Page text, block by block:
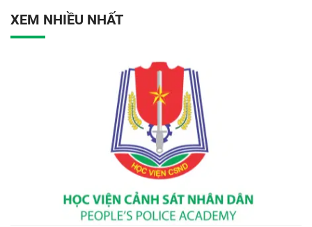
XEM NHIỀU NHẤT